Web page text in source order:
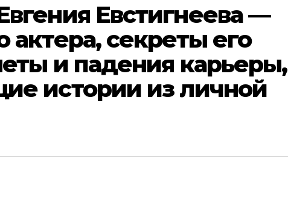
Евстигнеева —
актера, секреты его
и падения карьеры,
истории из личной